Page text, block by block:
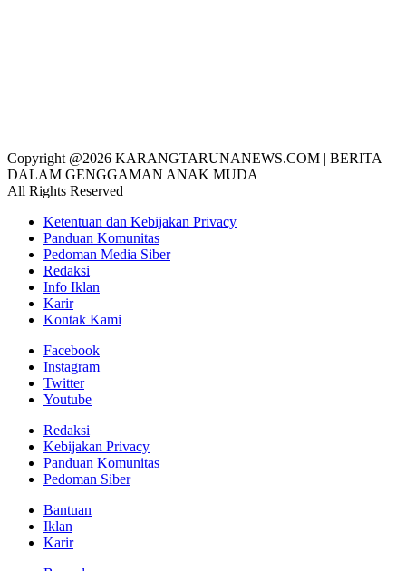
Copyright @2026 KARANGTARUNANEWS.COM | BERITA
DALAM GENGGAMAN ANAK MUDA
All Rights Reserved
Ketentuan dan Kebijakan Privacy
Panduan Komunitas
Pedoman Media Siber
Redaksi
Info Iklan
Karir
Kontak Kami
Facebook
Instagram
Twitter
Youtube
Redaksi
Kebijakan Privacy
Panduan Komunitas
Pedoman Siber
Bantuan
Iklan
Karir